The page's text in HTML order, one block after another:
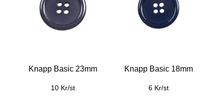
Knapp Basic 23mm
10 Kr/st
Knapp Basic 18mm
6 Kr/st